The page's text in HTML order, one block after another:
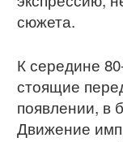
сюжета.
К середине
стоящие
появлении,
Движение